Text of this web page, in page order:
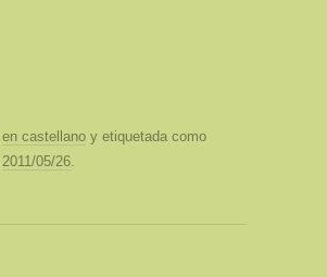
en castellano y etiquetada como
2011/05/26.